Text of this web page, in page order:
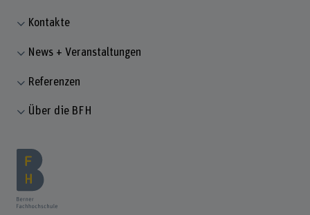
Kontakte
News + Veranstaltungen
Referenzen
Über die BFH